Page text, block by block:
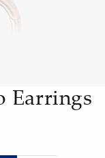
Earrings